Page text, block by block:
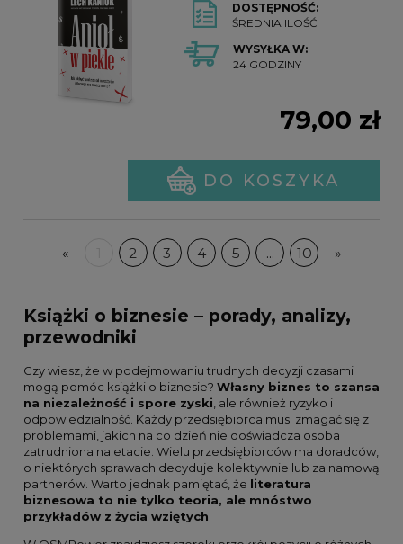
DOSTĘPNOŚĆ:
ŚREDNIA ILOŚĆ
WYSYŁKA W:
24 GODZINY
79,00 zł
DO KOSZYKA
« 2 3 4 5 ... 10 »
Książki o biznesie – porady, analizy,
przewodniki
Czy wiesz, że w podejmowaniu trudnych decyzji czasami
mogą pomóc książki o biznesie? Własny biznes to szansa
na niezależność i spore zyski, ale również ryzyko i
odpowiedzialność. Każdy przedsiębiorca musi zmagać się z
problemami, jakich na co dzień nie doświadcza osoba
zatrudniona na etacie. Wielu przedsiębiorców ma doradców,
o niektórych sprawach decyduje kolektywnie lub za namową
partnerów. Warto jednak pamiętać, że literatura
biznesowa to nie tylko teoria, ale mnóstwo
przykładów z życia wziętych.